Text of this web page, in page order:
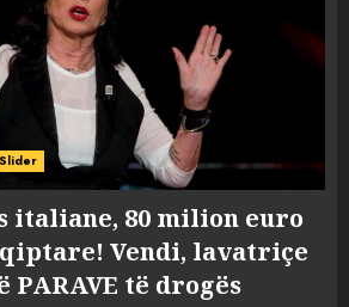
Slider
italiane, 80 milion euro
Vendi, lavatriçe
të drogës